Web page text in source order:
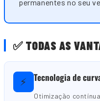
permanentes no seu
✅ TODAS AS
⚡ Tecnologia de
Otimização